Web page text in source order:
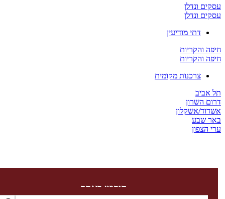
ונדלן
ונדלן
דתי מודיעין
צרכנות מקומית
אשקלון
חיפוש באתר